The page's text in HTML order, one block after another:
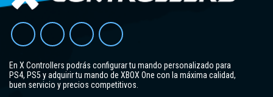
En X Controllers podrás configurar tu mando personalizado para
PS4, PS5 y adquirir tu mando de XBOX One con la máxima calidad,
buen servicio y precios competitivos.